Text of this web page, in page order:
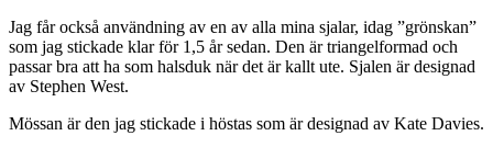
Jag får också användning av en av alla mina sjalar, idag ”grönskan”
som jag stickade klar för 1,5 år sedan. Den är triangelformad och
passar bra att ha som halsduk när det är kallt ute. Sjalen är designad
av Stephen West.
Mössan är den jag stickade i höstas som är designad av Kate Davies.